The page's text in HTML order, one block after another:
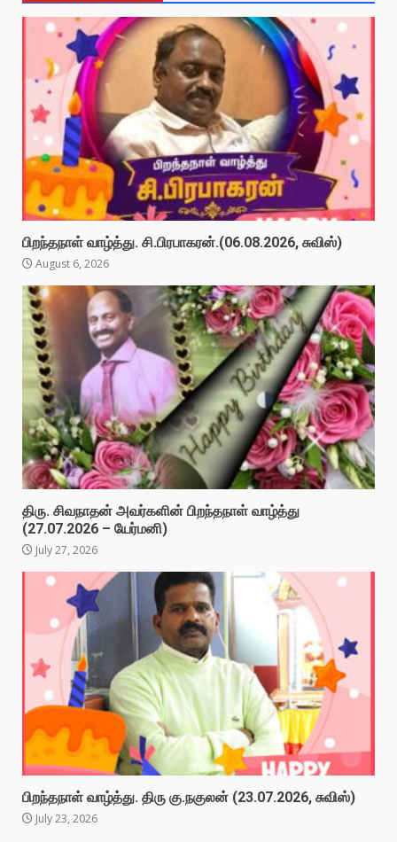
பிறந்தநாள் வாழ்த்து. சி.பிரபாகரன்.(06.08.2026, சுவிஸ்)
August 6, 2026
திரு. சிவநாதன் அவர்களின் பிறந்தநாள் வாழ்த்து
(27.07.2026 – யேர்மனி)
July 27, 2026
பிறந்தநாள் வாழ்த்து. திரு கு.நகுலன் (23.07.2026, சுவிஸ்)
July 23, 2026